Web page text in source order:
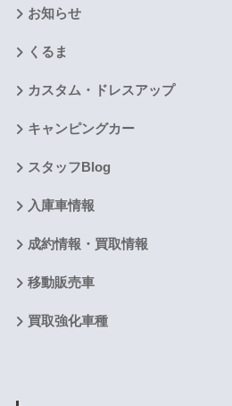
お知らせ
くるま
カスタム・ドレスアップ
キャンピングカー
スタッフBlog
入庫車情報
成約情報・買取情報
移動販売車
買取強化車種